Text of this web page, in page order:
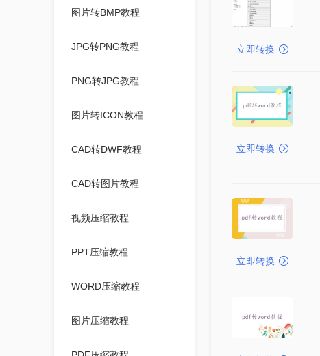
图片转BMP教程
JPG转PNG教程
PNG转JPG教程
图片转ICON教程
CAD转DWF教程
CAD转图片教程
视频压缩教程
PPT压缩教程
WORD压缩教程
图片压缩教程
立即转换
立即转换
立即转换